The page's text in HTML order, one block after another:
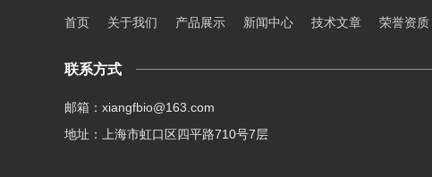
首页 关于我们 产品展示 新闻中心 技术文章 荣誉资质
联系方式
邮箱：xiangfbio@163.com
地址：上海市虹口区四平路710号7层